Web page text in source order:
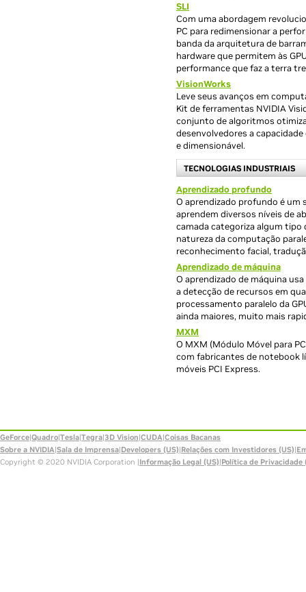
SLI
Com uma abordagem
PC para redimensionar a
banda da arquitetura de
hardware que permitem às
performance que faz a terra
VisionWorks
Leve seus avanços em
Kit de ferramentas NVIDIA
conjunto de algoritmos
desenvolvedores a
e dimensionável.
TECNOLOGIAS INDUSTRIAIS
Aprendizado profundo
O aprendizado profundo é um
aprendem diversos níveis de
camada categoriza algum
natureza da computação
reconhecimento facial,
Aprendizado de máquina
O aprendizado de máquina
a detecção de recursos em
processamento paralelo da
ainda maiores, muito mais
MXM
O MXM (Módulo Móvel para
com fabricantes de notebook
móveis PCI Express.
GeForce|Quadro|Tesla|Tegra|3D Vision|CUDA|Coisas Bacanas
Sobre a NVIDIA|Sala de Imprensa|Developers (US)|Relações com Investidores (US)|
Copyright © 2020 NVIDIA Corporation |Informação Legal (US)|Política de Privacidade